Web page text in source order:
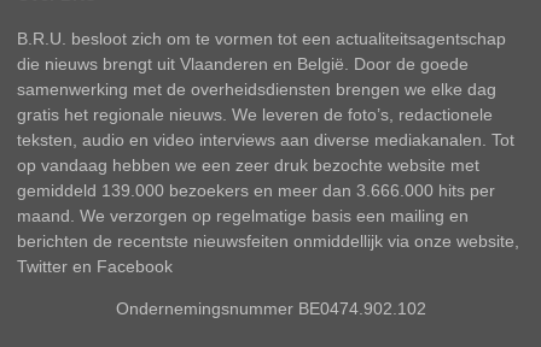
B.R.U. besloot zich om te vormen tot een actualiteitsagentschap
die nieuws brengt uit Vlaanderen en België. Door de goede
samenwerking met de overheidsdiensten brengen we elke dag
gratis het regionale nieuws. We leveren de foto’s, redactionele
teksten, audio en video interviews aan diverse mediakanalen. Tot
op vandaag hebben we een zeer druk bezochte website met
gemiddeld 139.000 bezoekers en meer dan 3.666.000 hits per
maand. We verzorgen op regelmatige basis een mailing en
berichten de recentste nieuwsfeiten onmiddellijk via onze website,
Twitter en Facebook
Ondernemingsnummer BE0474.902.102